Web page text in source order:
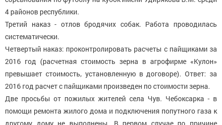
4 районов республики.
Третий наказ - отлов бродячих собак. Работа проводилась
систематически.
Четвертый наказ: проконтролировать расчеты с пайщиками за
2016 год (расчетная стоимость зерна в агрофирме «Кулон»
превышает стоимость, установленную в договоре). Ответ: за
2016 год расчет с пайщиками произведен по стоимости зерна.
Две просьбы от пожилых жителей села Чув. Чебоксарка - в
помощи ремонта жилого дома и подключения попутного газа к